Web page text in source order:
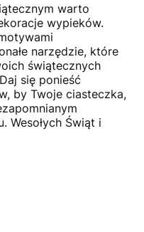
warto
wypieków.
narzędzie, które
świątecznych
się ponieść
by Twoje ciasteczka,
Wesołych Świąt i